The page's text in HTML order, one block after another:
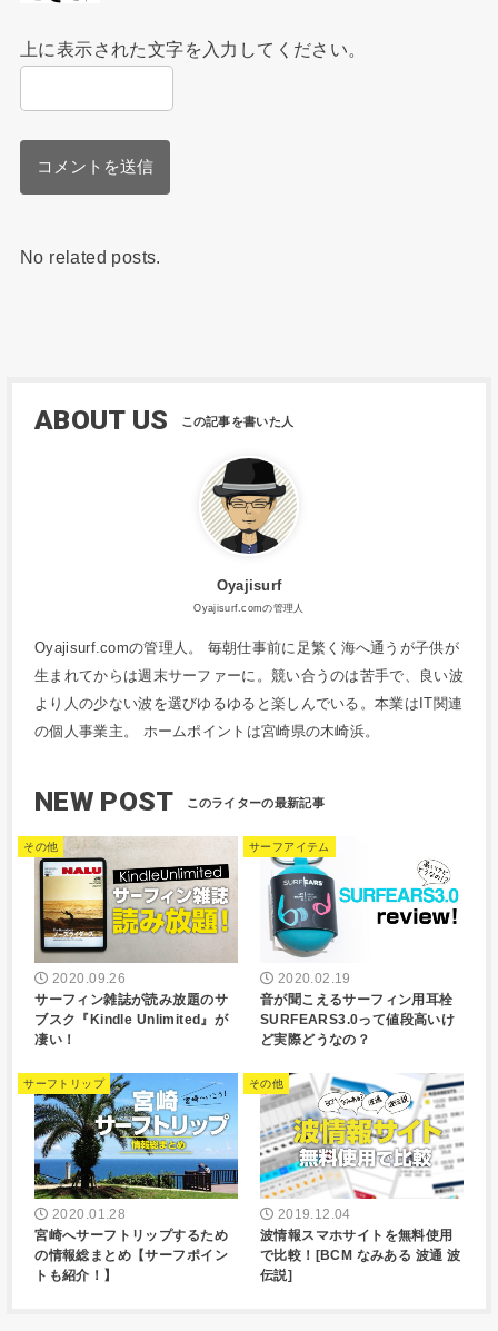
上に表示された文字を入力してください。
No related posts.
ABOUT US
Oyajisurf
Oyajisurf.comの管理人
Oyajisurf.comの管理人。 毎朝仕事前に足繁く海へ通うが子供が
生まれてからは週末サーファーに。競い合うのは苦手で、良い波
より人の少ない波を選びゆるゆると楽しんでいる。本業はIT関連
の個人事業主。 ホームポイントは宮崎県の木崎浜。
NEW POST
その他
2020.09.26
サーフィン雑誌が読み放題のサ
ブスク『Kindle Unlimited』が
凄い！
サーフアイテム
2020.02.19
音が聞こえるサーフィン用耳栓
SURFEARS3.0って値段高いけ
ど実際どうなの？
サーフトリップ
2020.01.28
宮崎へサーフトリップするため
の情報総まとめ【サーフポイン
トも紹介！】
その他
2019.12.04
波情報スマホサイトを無料使用
で比較！[BCM なみある 波通 波
伝説]